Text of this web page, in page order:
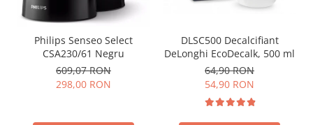
Philips Senseo Select
CSA230/61 Negru
609,07 RON
298,00 RON
DLSC500 Decalcifiant
DeLonghi EcoDecalk, 500 ml
64,90 RON
54,90 RON